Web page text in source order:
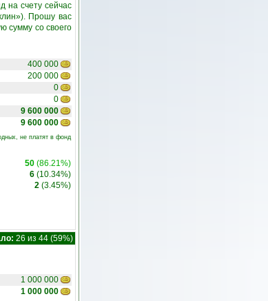
на счету сейчас
Прошу вас
сумму со своего
400 000
200 000
0
0
9 600 000
9 600 000
не платят в фонд
50 (86.21%)
6 (10.34%)
2 (3.45%)
26 из 44 (59%)
1 000 000
1 000 000